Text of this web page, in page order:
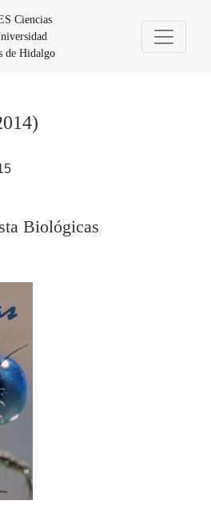
Ciencias
de Hidalgo
Biológicas